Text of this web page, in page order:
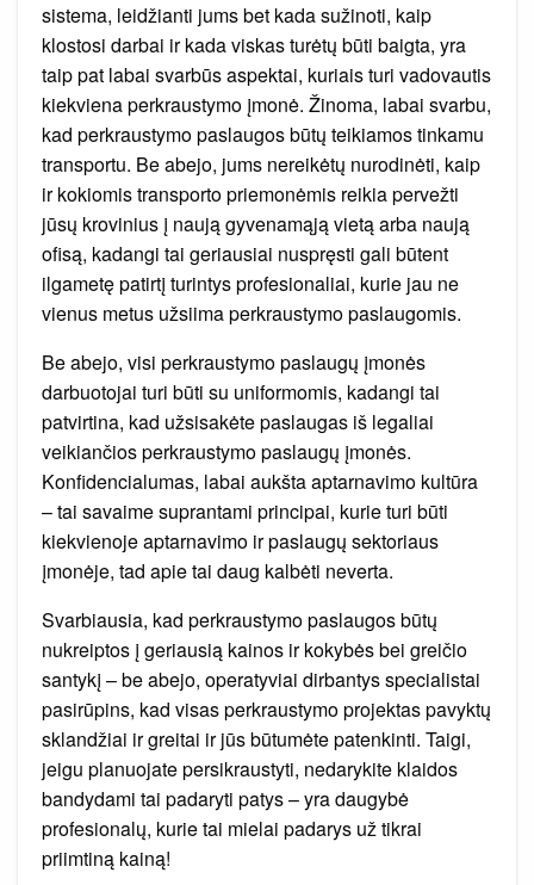
sistema, leidžianti jums bet kada sužinoti, kaip
klostosi darbai ir kada viskas turėtų būti baigta, yra
taip pat labai svarbūs aspektai, kuriais turi vadovautis
kiekviena perkraustymo įmonė. Žinoma, labai svarbu,
kad perkraustymo paslaugos būtų teikiamos tinkamu
transportu. Be abejo, jums nereikėtų nurodinėti, kaip
ir kokiomis transporto priemonėmis reikia pervežti
jūsų krovinius į naują gyvenamąją vietą arba naują
ofisą, kadangi tai geriausiai nuspręsti gali būtent
ilgametę patirtį turintys profesionaliai, kurie jau ne
vienus metus užsiima perkraustymo paslaugomis.
Be abejo, visi perkraustymo paslaugų įmonės
darbuotojai turi būti su uniformomis, kadangi tai
patvirtina, kad užsisakėte paslaugas iš legaliai
veikiančios perkraustymo paslaugų įmonės.
Konfidencialumas, labai aukšta aptarnavimo kultūra
– tai savaime suprantami principai, kurie turi būti
kiekvienoje aptarnavimo ir paslaugų sektoriaus
įmonėje, tad apie tai daug kalbėti neverta.
Svarbiausia, kad perkraustymo paslaugos būtų
nukreiptos į geriausią kainos ir kokybės bei greičio
santykį – be abejo, operatyviai dirbantys specialistai
pasirūpins, kad visas perkraustymo projektas pavyktų
sklandžiai ir greitai ir jūs būtumėte patenkinti. Taigi,
jeigu planuojate persikraustyti, nedarykite klaidos
bandydami tai padaryti patys – yra daugybė
profesionalų, kurie tai mielai padarys už tikrai
priimtiną kainą!